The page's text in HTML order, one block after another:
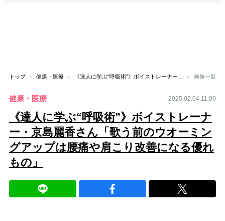
トップ 健康・医療 画像一覧
健康・医療 2025.02.04 11:00
《達人に学ぶ“呼吸術”》ボイストレーナ
ー・京島麗香さん「歌う前のウオーミン
グアップは腰痛や肩こり改善になる優れ
もの」